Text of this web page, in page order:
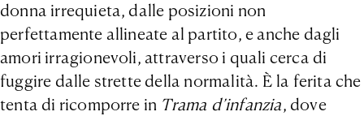
donna irrequieta, dalle posizioni non
perfettamente allineate al partito, e anche dagli
amori irragionevoli, attraverso i quali cerca di
fuggire dalle strette della normalità. È la ferita che
tenta di ricomporre in Trama d’infanzia, dove